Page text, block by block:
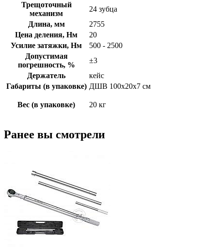
Трещоточный
механизм
24 зубца
Длина, мм
2755
Цена деления, Нм
20
Усилие затяжки, Нм
500 - 2500
Допустимая
погрешность, %
±3
Держатель
кейс
Габариты (в упаковке) ДШВ 100х20х7 см
Вес (в упаковке) 20 кг
Ранее вы смотрели